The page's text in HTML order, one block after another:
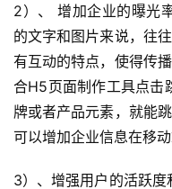
例
服
务
H
开
2）、 增加企业的曝光
的文字和图片来说，往
有互动的特点，使得传
合H5页面制作工具点击
牌或者产品元素，就能
可以增加企业信息在移动
3）、增强用户的活跃